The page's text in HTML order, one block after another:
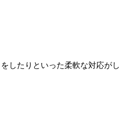
したりといった柔軟な対応がし